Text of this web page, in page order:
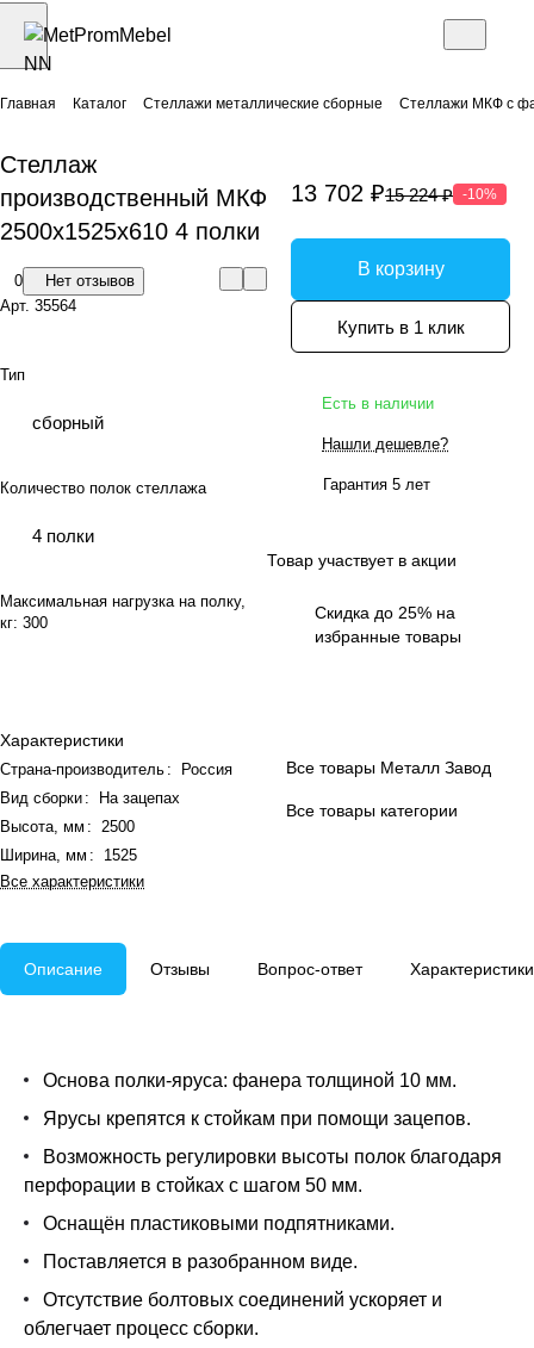
Главная Каталог Стеллажи металлические сборные Стеллажи МКФ с
Стеллаж
производственный МКФ
2500х1525х610 4 полки
0
Нет отзывов
Арт. 35564
Тип
сборный
Количество полок стеллажа
4 полки
Максимальная нагрузка на полку,
кг: 300
Характеристики
Страна-производитель :
Россия
Вид сборки :
На зацепах
Высота, мм : 2500
Ширина, мм :
1525
Все характеристики
13 702 ₽15 224 ₽ -10%
В корзину
Купить в 1 клик
Есть в наличии
Нашли дешевле?
Гарантия 5 лет
Товар участвует в акции
Скидка до 25% на
избранные товары
Все товары Металл Завод
Все товары категории
Описание Отзывы Вопрос-ответ Характеристики
Основа полки-яруса: фанера толщиной 10 мм.
Ярусы крепятся к стойкам при помощи зацепов.
Возможность регулировки высоты полок благодаря
перфорации в стойках с шагом 50 мм.
Оснащён пластиковыми подпятниками.
Поставляется в разобранном виде.
Отсутствие болтовых соединений ускоряет и
облегчает процесс сборки.